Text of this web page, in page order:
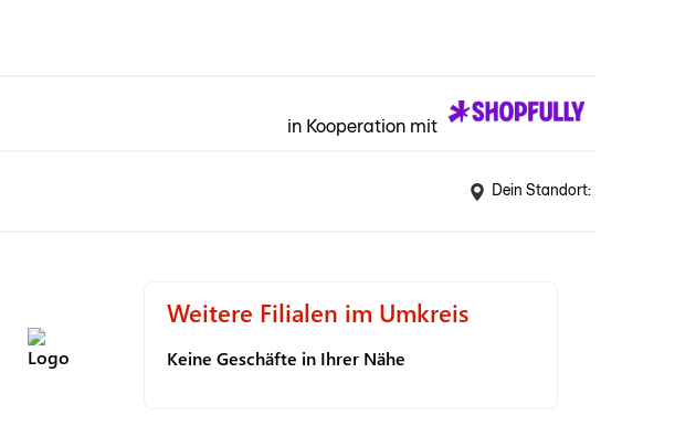
in Kooperation mit
Dein Standort:
Weitere Filialen im Umkreis
Keine Geschäfte in Ihrer Nähe